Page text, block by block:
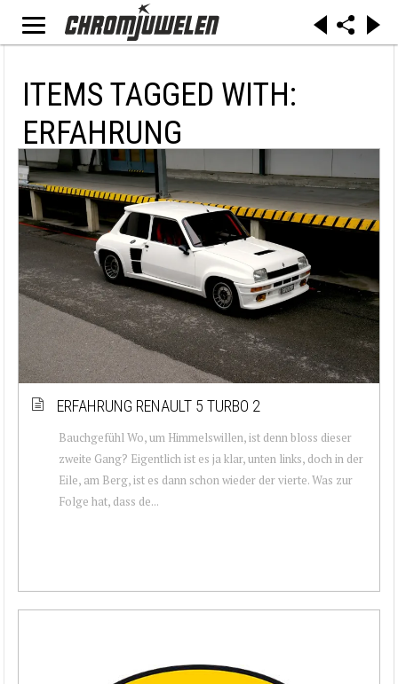
ITEMS TAGGED WITH:
ERFAHRUNG
ERFAHRUNG RENAULT 5 TURBO 2
Bauchgefühl Wo, um Himmelswillen, ist denn bloss dieser
zweite Gang? Eigentlich ist es ja klar, unten links, doch in der
Eile, am Berg, ist es dann schon wieder der vierte. Was zur
Folge hat, dass de...